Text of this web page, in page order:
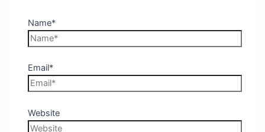
Name*
Email*
Website